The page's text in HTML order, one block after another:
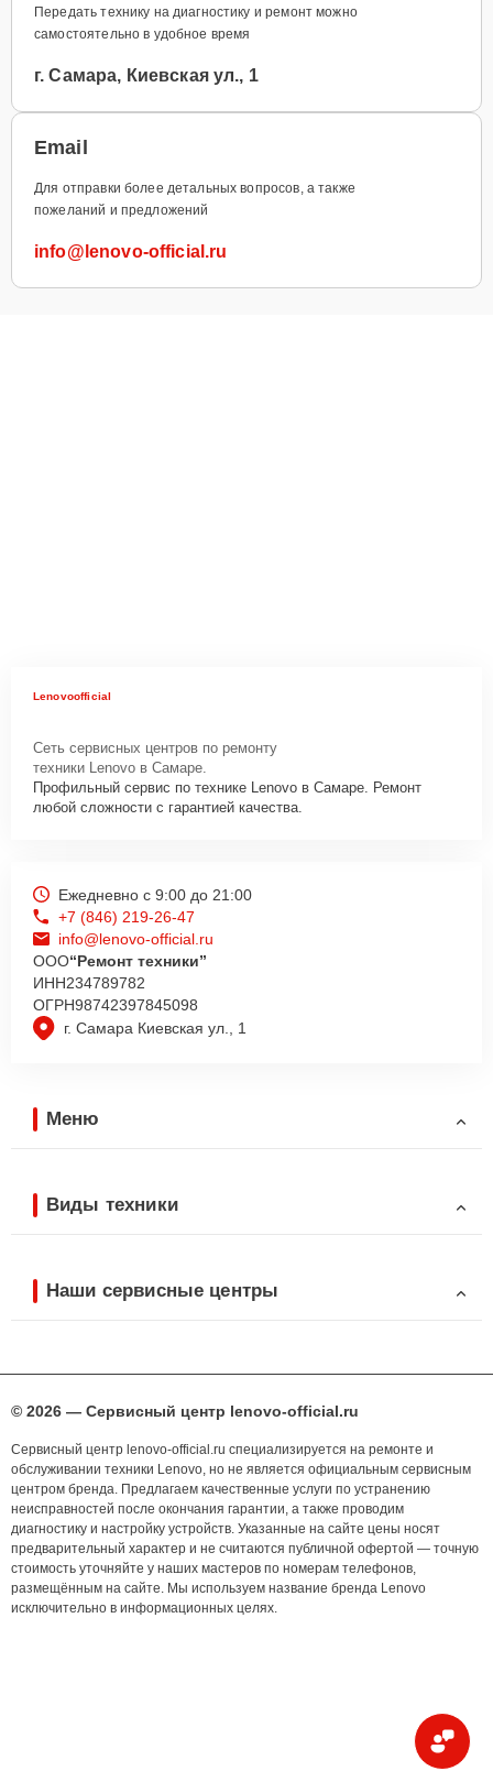
Передать технику на диагностику и ремонт можно
самостоятельно в удобное время
г. Самара, Киевская ул., 1
Email
Для отправки более детальных вопросов, а также
пожеланий и предложений
info@lenovo-official.ru
Lenovoofficial
Сеть сервисных центров по ремонту
техники Lenovo в Самаре.
Профильный сервис по технике Lenovo в Самаре. Ремонт
любой сложности с гарантией качества.
г. Самара Киевская ул., 1
Ежедневно с 9:00 до 21:00
+7 (846) 219-26-47
info@lenovo-official.ru
ООО“Ремонт техники”
ИНН234789782
ОГРН98742397845098
Меню
Виды техники
Наши сервисные центры
© 2026 — Сервисный центр lenovo-official.ru
Сервисный центр lenovo-official.ru специализируется на ремонте и
обслуживании техники Lenovo, но не является официальным сервисным
центром бренда. Предлагаем качественные услуги по устранению
неисправностей после окончания гарантии, а также проводим
диагностику и настройку устройств. Указанные на сайте цены носят
предварительный характер и не считаются публичной офертой — точную
стоимость уточняйте у наших мастеров по номерам телефонов,
размещённым на сайте. Мы используем название бренда Lenovo
исключительно в информационных целях.